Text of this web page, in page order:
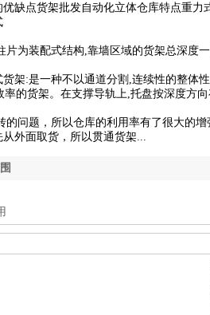
缺点货架批发自动化立体仓库特点重
片为装配式结构,靠墙区域的货架总深度
架:是一种不以通道分割,连续性的整体
率的货架。在支撑导轨上,托盘按深度方
的问题，所以仓库的利用率有了很大的
外面取货，所以贯通货架...